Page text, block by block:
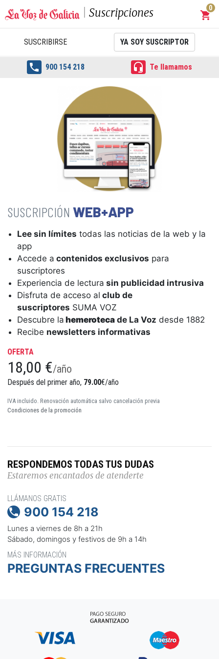
Suscripciones shopping_cart
0
SUSCRIBIRSE YA SOY SUSCRIPTOR
 900 154 218  Te llamamos
WEB+APP
Lee sin límites todas las noticias de la web y la
app
Accede a contenidos exclusivos para
suscriptores
Experiencia de lectura sin publicidad intrusiva
Disfruta de acceso al club de
suscriptores SUMA VOZ
Descubre la hemeroteca de La Voz desde 1882
Recibe newsletters informativas
OFERTA
18,00 €/año
Después del primer año, 79.00€/año
IVA incluido. Renovación automática salvo cancelación previa
Condiciones de la promoción
RESPONDEMOS TODAS TUS DUDAS
Estaremos encantados de atenderte
LLÁMANOS GRATIS
 900 154 218
Lunes a viernes de 8h a 21h
Sábado, domingos y festivos de 9h a 14h
MÁS INFORMACIÓN
PREGUNTAS FRECUENTES